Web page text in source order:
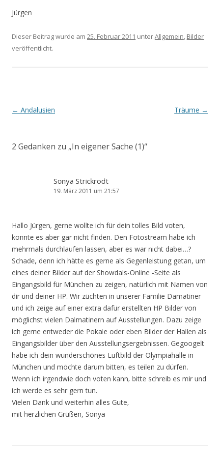
Jürgen
Dieser Beitrag wurde am 25. Februar 2011 unterAllgemein, Bilder
veröffentlicht.
Beitrags-
← Andalusien Träume →
2 Gedanken zu „In eigener Sache (1)“
Sonya Strickrodt
19. März 2011 um 21:57
Hallo Jürgen, gerne wollte ich für dein tolles Bild voten,
konnte es aber gar nicht finden. Den Fotostream habe ich
mehrmals durchlaufen lassen, aber es war nicht dabei…?
Schade, denn ich hätte es gerne als Gegenleistung getan, um
eines deiner Bilder auf der Showdals-Online -Seite als
Eingangsbild für München zu zeigen, natürlich mit Namen von
dir und deiner HP. Wir züchten in unserer Familie Damatiner
und ich zeige auf einer extra dafür erstellten HP Bilder von
möglichst vielen Dalmatinern auf Ausstellungen. Dazu zeige
ich gerne entweder die Pokale oder eben Bilder der Hallen als
Eingangsbilder über den Ausstellungsergebnissen. Gegoogelt
habe ich dein wunderschönes Luftbild der Olympiahalle in
München und möchte darum bitten, es teilen zu dürfen.
Wenn ich irgendwie doch voten kann, bitte schreib es mir und
ich werde es sehr gern tun.
Vielen Dank und weiterhin alles Gute,
mit herzlichen Grüßen, Sonya